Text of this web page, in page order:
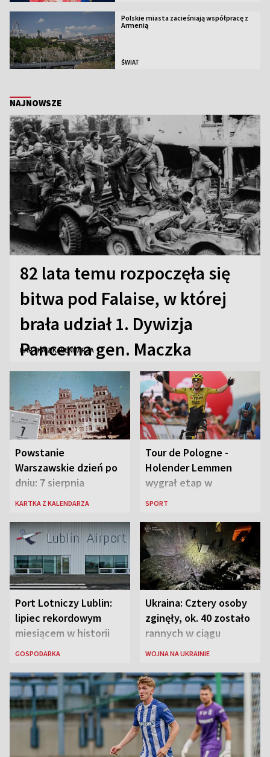
Polskie miasta zacieśniają współpracę z
Armenią
ŚWIAT
NAJNOWSZE
82 lata temu rozpoczęła się
bitwa pod Falaise, w której
brała udział 1. Dywizja
Pancerna gen. Maczka
KARTKA Z KALENDARZA
Powstanie
Warszawskie dzień po
dniu: 7 sierpnia
KARTKA Z KALENDARZA
Tour de Pologne -
Holender Lemmen
wygrał etap w
Karpaczu i został
SPORT
Port Lotniczy Lublin:
lipiec rekordowym
miesiącem w historii
lotniska
GOSPODARKA
Ukraina: Cztery osoby
zginęły, ok. 40 zostało
rannych w ciągu
ostatniej doby w
WOJNA NA UKRAINIE